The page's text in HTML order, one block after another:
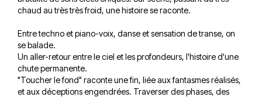
chaud au très très froid, une histoire se raconte.
Entre techno et piano-voix, danse et sensation de transe, on
se balade.
Un aller-retour entre le ciel et les profondeurs, l'histoire d'une
chute permanente.
"Toucher le fond" raconte une fin, liée aux fantasmes réalisés,
et aux déceptions engendrées. Traverser des phases, des